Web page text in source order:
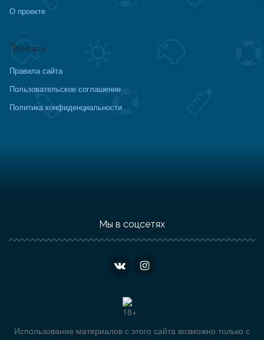
О проекте
Помощь
Правила сайта
Пользовательское соглашение
Политика конфиденциальности
Мы в соцсетях
Использование материалов с этого сайта возможно только с